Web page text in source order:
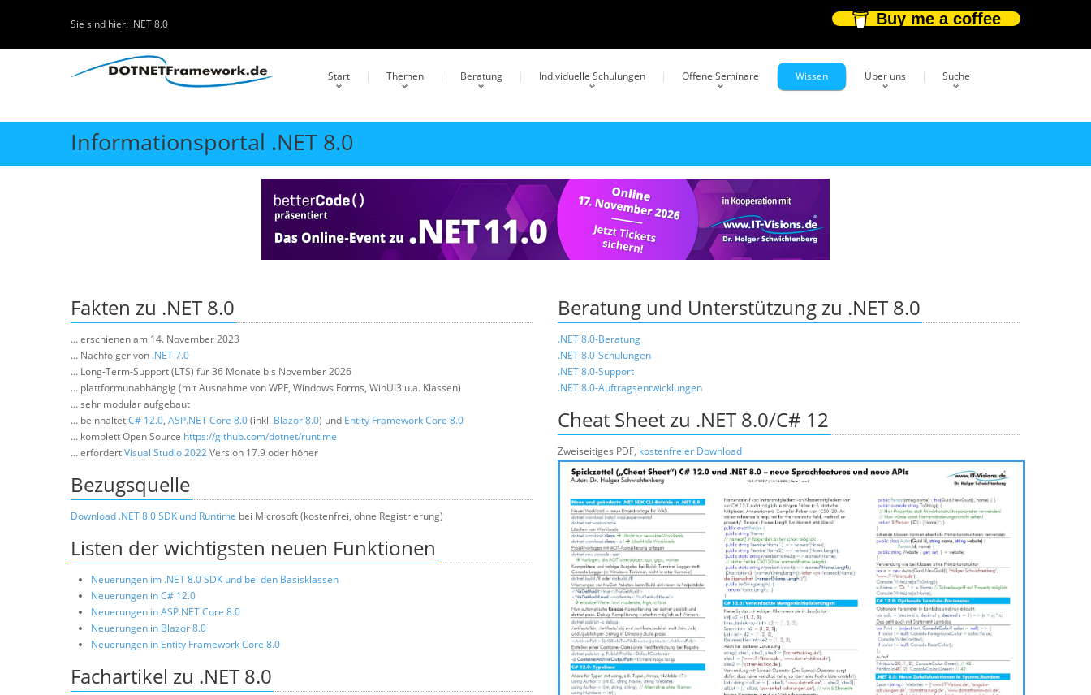
Sie sind hier: .NET 8.0 Buy me a coffee
Start Themen Beratung Individuelle Schulungen Offene Seminare Wissen Über uns Suche
Informationsportal .NET 8.0
Fakten zu .NET 8.0
… erschienen am 14. November 2023
… Nachfolger von .NET 7.0
… Long-Term-Support (LTS) für 36 Monate bis November 2026
… plattformunabhängig (mit Ausnahme von WPF, Windows Forms, WinUI3 u.a. Klassen)
… sehr modular aufgebaut
… beinhaltetC# 12.0, ASP.NET Core 8.0(inkl. Blazor 8.0) und Entity Framework Core 8.0
… komplett Open Source https://github.com/dotnet/runtime
… erfordertVisual Studio 2022Version 17.9 oder höher
Bezugsquelle
Download .NET 8.0 SDK und Runtime bei Microsoft (kostenfrei, ohne Registrierung)
Listen der wichtigsten neuen Funktionen
Neuerungen im .NET 8.0 SDK und bei den Basisklassen
Neuerungen in C# 12.0
Neuerungen in ASP.NET Core 8.0
Neuerungen in Blazor 8.0
Neuerungen in Entity Framework Core 8.0
Fachartikel zu .NET 8.0
Beratung und Unterstützung zu .NET 8.0
.NET 8.0-Beratung
.NET 8.0-Schulungen
.NET 8.0-Support
.NET 8.0-Auftragsentwicklungen
Cheat Sheet zu .NET 8.0/C# 12
Zweiseitiges PDF, kostenfreier Download